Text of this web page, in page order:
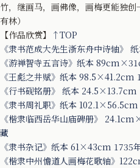
竹，继画马，画佛像，画梅更能独
有林）
【作品欣赏】 ↑TOP
《隶书范成大先生浙东舟中诗轴》
《游禅智寺五言诗》纸本
《王彪之井赋》纸本 98.5×41.2cm
《行书砚铭册》 纸本
《隶书周礼职》纸本
《楷隶临西岳华山庙碑册》
藏
《隶书杂记》纸本 61×43cm 1735
《楷隶中州憺道人画梅花歌轴》